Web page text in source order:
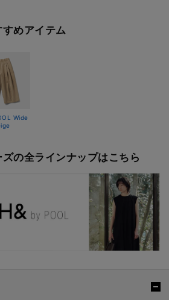
めアイテム
Wide
の全ラインナップはこちら